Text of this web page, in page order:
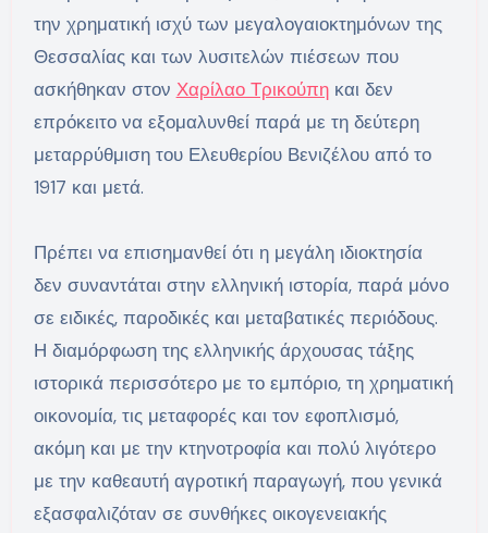
την χρηματική ισχύ των μεγαλογαιοκτημόνων της
Θεσσαλίας και των λυσιτελών πιέσεων που
ασκήθηκαν στον Χαρίλαο Τρικούπηκαι δεν
επρόκειτο να εξομαλυνθεί παρά με τη δεύτερη
μεταρρύθμιση του Ελευθερίου Βενιζέλου από το
1917 και μετά.
Πρέπει να επισημανθεί ότι η μεγάλη ιδιοκτησία
δεν συναντάται στην ελληνική ιστορία, παρά μόνο
σε ειδικές, παροδικές και μεταβατικές περιόδους.
Η διαμόρφωση της ελληνικής άρχουσας τάξης
ιστορικά περισσότερο με το εμπόριο, τη χρηματική
οικονομία, τις μεταφορές και τον εφοπλισμό,
ακόμη και με την κτηνοτροφία και πολύ λιγότερο
με την καθεαυτή αγροτική παραγωγή, που γενικά
εξασφαλιζόταν σε συνθήκες οικογενειακής